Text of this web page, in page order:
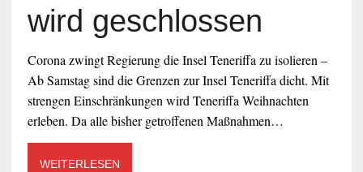
wird geschlossen
Corona zwingt Regierung die Insel Teneriffa zu isolieren –
Ab Samstag sind die Grenzen zur Insel Teneriffa dicht. Mit
strengen Einschränkungen wird Teneriffa Weihnachten
erleben. Da alle bisher getroffenen Maßnahmen…
WEITERLESEN